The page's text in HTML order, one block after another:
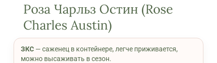
Роза Чарльз Остин (Rose
Charles Austin)
ЗКС — саженец в контейнере, легче приживается,
можно высаживать в сезон.